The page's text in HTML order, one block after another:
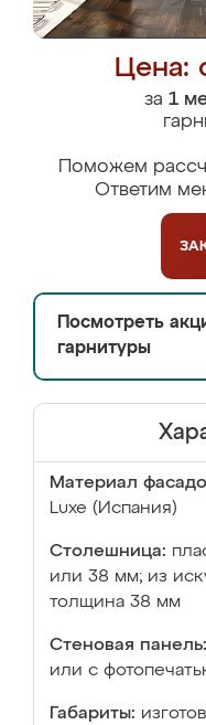
Цена:
за 1
Поможем
Ответим
Посмотреть
гарнитуры
Материал
Luxe (Испания)
Столешница:
или 38 мм; из
толщина 38 мм
Стеновая панель:
или с
Габариты: